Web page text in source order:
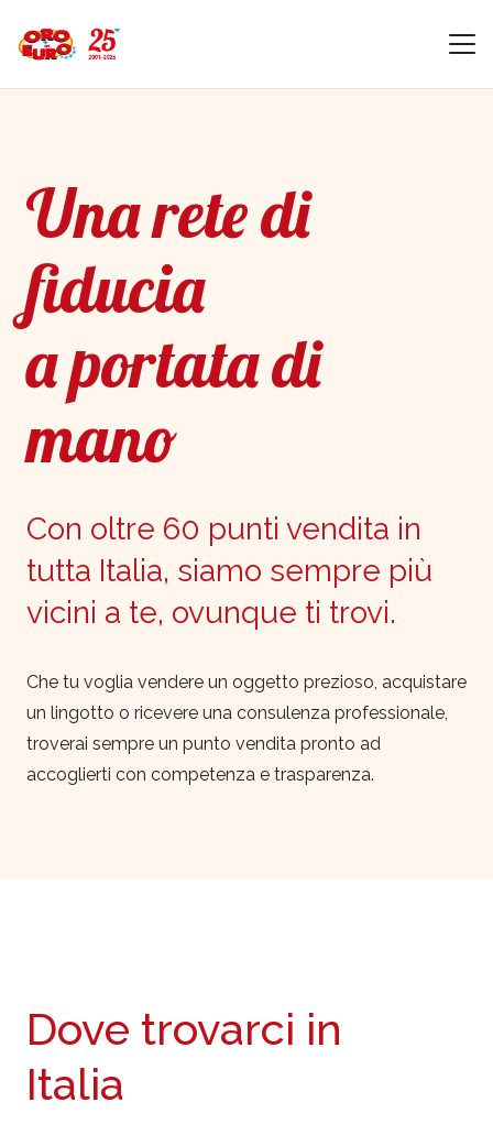
Una rete di
fiducia
a portata di
mano
Con oltre 60 punti vendita in
tutta Italia, siamo sempre più
vicini a te, ovunque ti trovi.
Che tu voglia vendere un oggetto prezioso, acquistare
un lingotto o ricevere una consulenza professionale,
troverai sempre un punto vendita pronto ad
accoglierti con competenza e trasparenza.
Dove trovarci in
Italia